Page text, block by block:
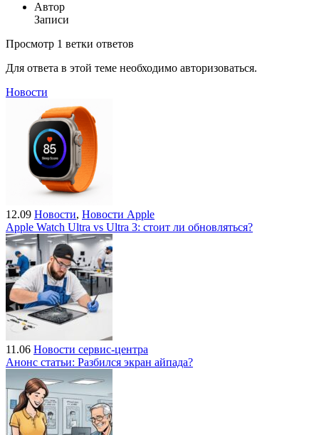
Автор
Записи
Просмотр 1 ветки ответов
Для ответа в этой теме необходимо авторизоваться.
Новости
12.09 Новости, Новости Apple
Apple Watch Ultra vs Ultra 3: стоит ли обновляться?
11.06 Новости сервис-центра
Анонс статьи: Разбился экран айпада?